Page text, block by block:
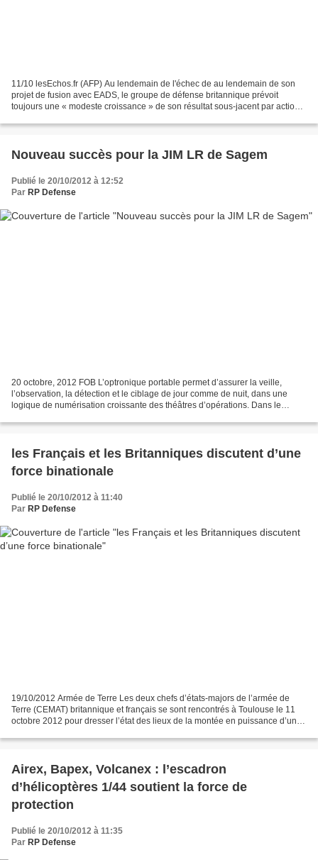
11/10 lesEchos.fr (AFP) Au lendemain de l'échec de au lendemain de son
projet de fusion avec EADS, le groupe de défense britannique prévoit
toujours une « modeste croissance » de son résultat sous-jacent par action
Nouveau succès pour la JIM LR de Sagem
Publié le 20/10/2012 à 12:52
Par RP Defense
20 octobre, 2012 FOB L’optronique portable permet d’assurer la veille,
l’observation, la détection et le ciblage de jour comme de nuit, dans une
logique de numérisation croissante des théâtres d’opérations. Dans le
les Français et les Britanniques discutent d’une
force binationale
Publié le 20/10/2012 à 11:40
Par RP Defense
19/10/2012 Armée de Terre Les deux chefs d’états-majors de l’armée de
Terre (CEMAT) britannique et français se sont rencontrés à Toulouse le 11
octobre 2012 pour dresser l’état des lieux de la montée en puissance d’une
Airex, Bapex, Volcanex : l’escadron
d’hélicoptères 1/44 soutient la force de
protection
Publié le 20/10/2012 à 11:35
Par RP Defense